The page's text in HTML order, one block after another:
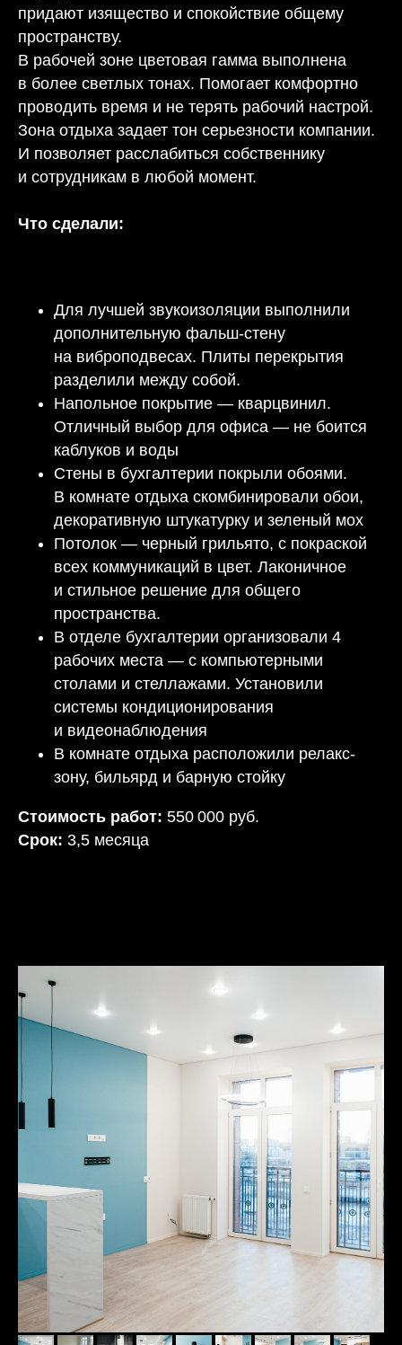
придают изящество и спокойствие общему
пространству.
В рабочей зоне цветовая гамма выполнена
в более светлых тонах. Помогает комфортно
проводить время и не терять рабочий настрой.
Зона отдыха задает тон серьезности компании.
И позволяет расслабиться собственнику
и сотрудникам в любой момент.
Что сделали:
Для лучшей звукоизоляции выполнили
дополнительную фальш-стену
на виброподвесах. Плиты перекрытия
разделили между собой.
Напольное покрытие — кварцвинил.
Отличный выбор для офиса — не боится
каблуков и воды
Стены в бухгалтерии покрыли обоями.
В комнате отдыха скомбинировали обои,
декоративную штукатурку и зеленый мох
Потолок — черный грильято, с покраской
всех коммуникаций в цвет. Лаконичное
и стильное решение для общего
пространства.
В отделе бухгалтерии организовали 4
рабочих места — с компьютерными
столами и стеллажами. Установили
системы кондиционирования
и видеонаблюдения
В комнате отдыха расположили релакс-
зону, бильярд и барную стойку
Стоимость работ: 550 000 руб.
Срок: 3,5 месяца